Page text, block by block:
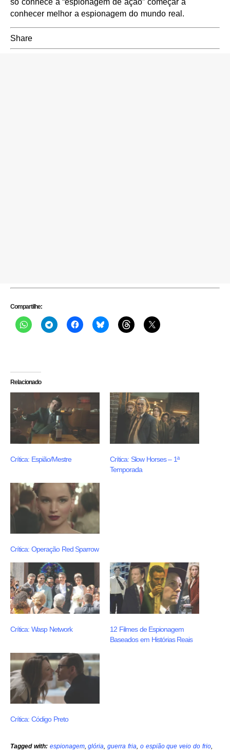
só conhece a “espionagem de ação” começar a
conhecer melhor a espionagem do mundo real.
Share
Compartilhe:
Relacionado
Crítica: Espião/Mestre
Crítica: Slow Horses – 1ª
Temporada
Crítica: Operação Red Sparrow
Crítica: Wasp Network
12 Filmes de Espionagem
Baseados em Histórias Reais
Crítica: Código Preto
Tagged with: espionagem,glória,guerra fria, o espião que veio do frio,